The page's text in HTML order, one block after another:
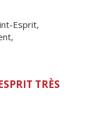
Esprit,
TRÈS